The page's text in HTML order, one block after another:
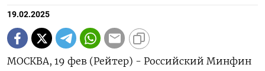
19.02.2025
МОСКВА, 19 фев (Рейтер) - Российский Минфин